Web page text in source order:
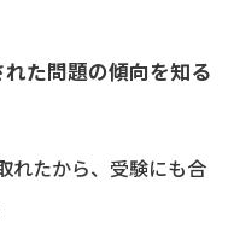
た問題の傾向を知る
れたから、受験にも合